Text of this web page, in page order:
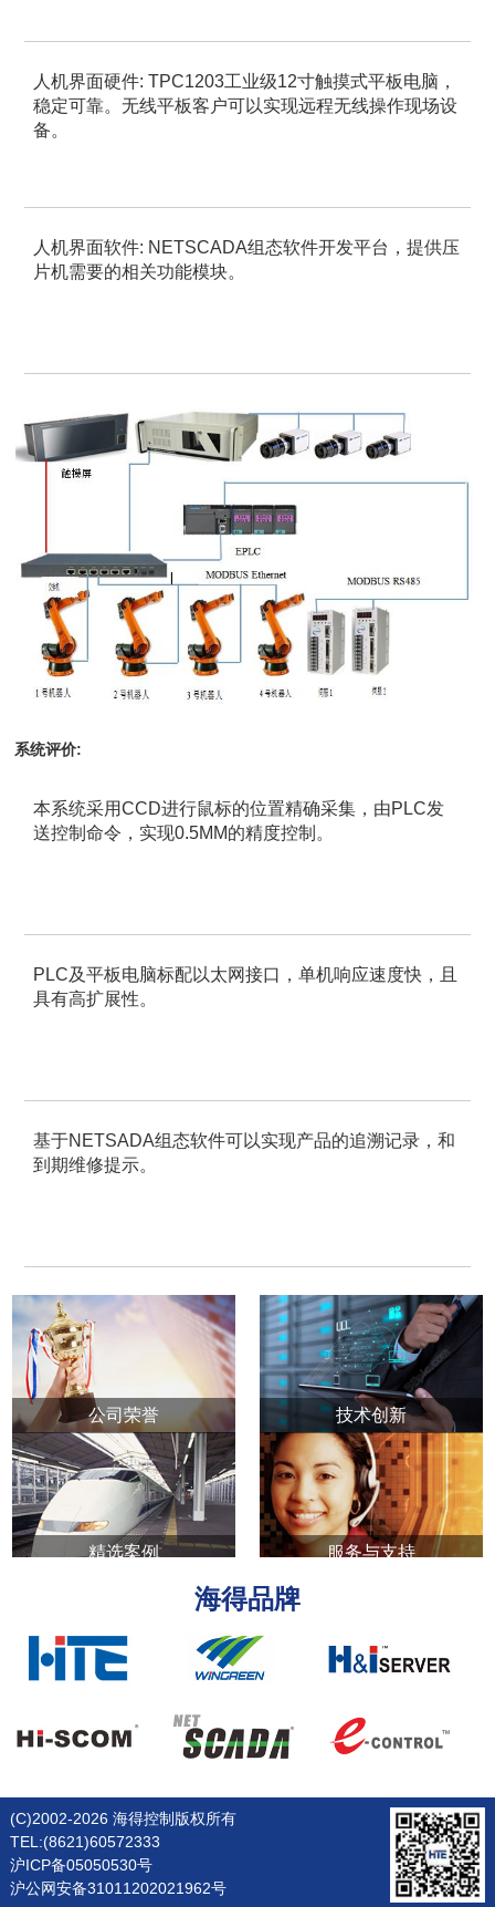
人机界面硬件: TPC1203工业级12寸触摸式平板电脑，
稳定可靠。无线平板客户可以实现远程无线操作现场设
备。
人机界面软件: NETSCADA组态软件开发平台，提供压
片机需要的相关功能模块。
系统评价:
本系统采用CCD进行鼠标的位置精确采集，由PLC发
送控制命令，实现0.5MM的精度控制。
PLC及平板电脑标配以太网接口，单机响应速度快，且
具有高扩展性。
基于NETSADA组态软件可以实现产品的追溯记录，和
到期维修提示。
公司荣誉 技术创新
精选案例 服务与支持
海得品牌
(C)2002-2026 海得控制版权所有
TEL:(8621)60572333
沪ICP备05050530号
沪公网安备31011202021962号